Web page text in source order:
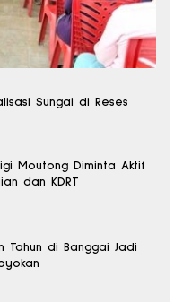
Sungai di Reses
Moutong Diminta Aktif
dan KDRT
Tahun di Banggai Jadi